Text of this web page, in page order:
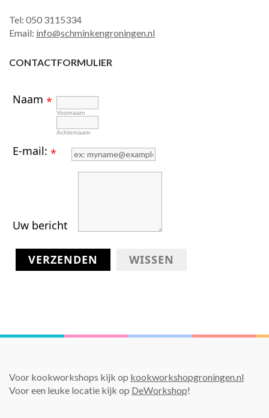
Tel: 050 3115334
Email: info@schminkengroningen.nl
CONTACTFORMULIER
Naam *
Voornaam
Achternaam
E-mail: *
Uw bericht
VERZENDEN WISSEN
Voor kookworkshops kijk op kookworkshopgroningen.nl
Voor een leuke locatie kijk op DeWorkshop!